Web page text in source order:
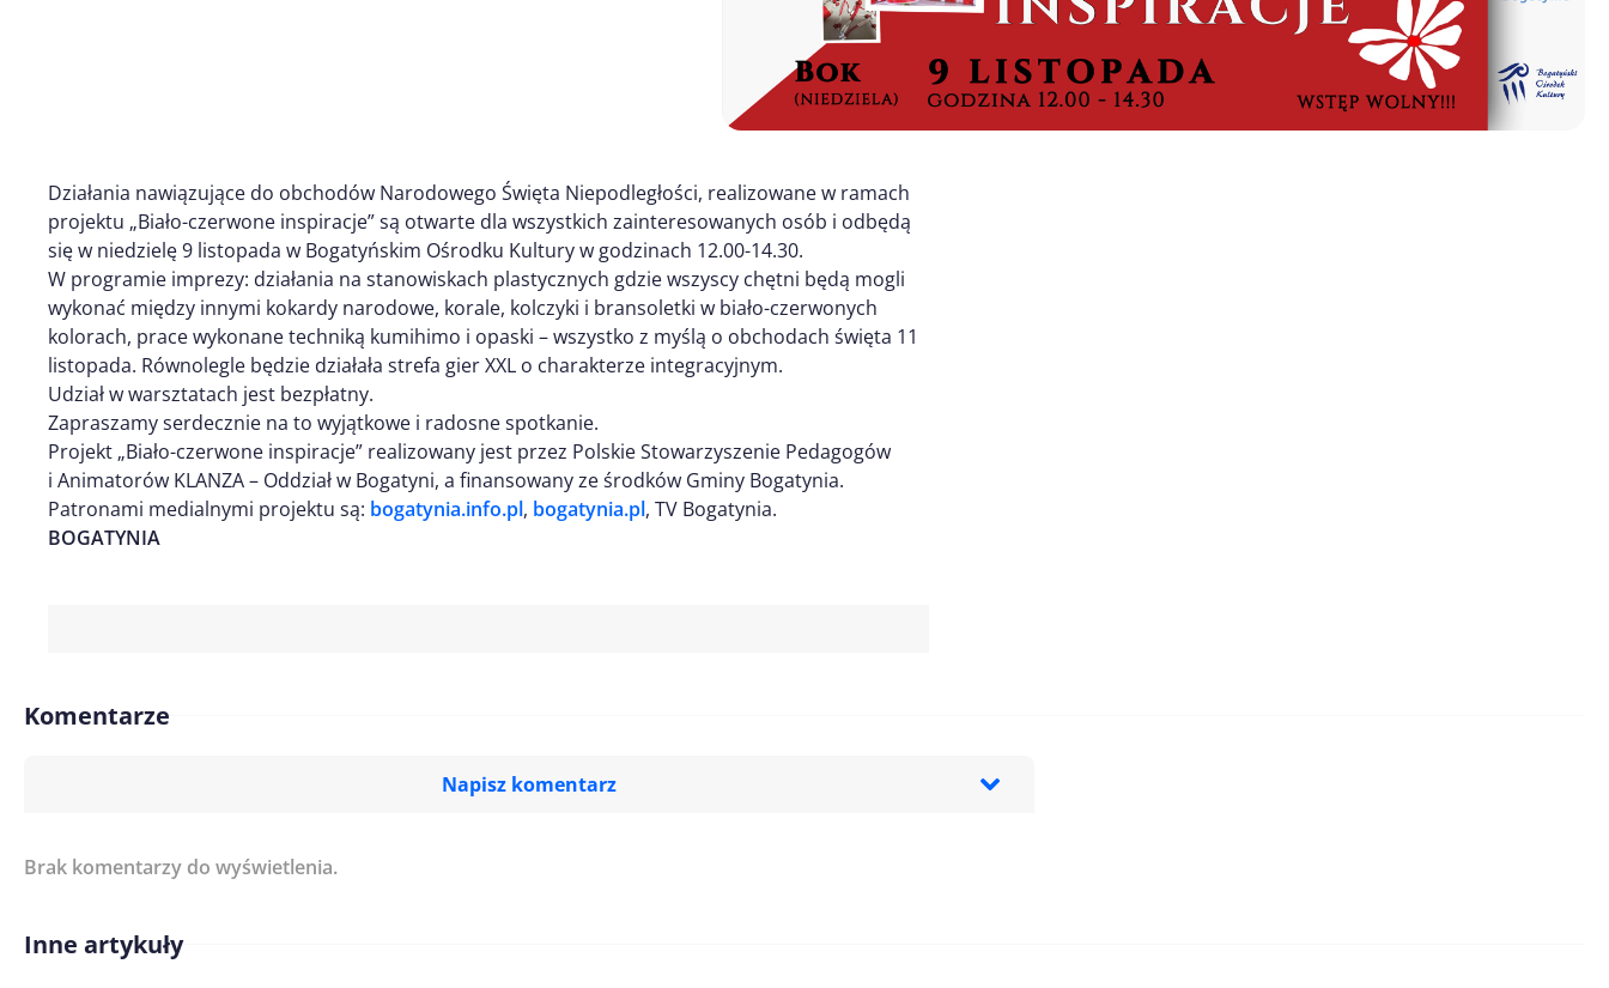
Działania nawiązujące do obchodów Narodowego Święta Niepodległości, realizowane w ramach
projektu „Biało-czerwone inspiracje” są otwarte dla wszystkich zainteresowanych osób i odbędą
się w niedzielę 9 listopada w Bogatyńskim Ośrodku Kultury w godzinach 12.00-14.30.
W programie imprezy: działania na stanowiskach plastycznych gdzie wszyscy chętni będą mogli
wykonać między innymi kokardy narodowe, korale, kolczyki i bransoletki w biało-czerwonych
kolorach, prace wykonane techniką kumihimo i opaski – wszystko z myślą o obchodach święta 11
listopada. Równolegle będzie działała strefa gier XXL o charakterze integracyjnym.
Udział w warsztatach jest bezpłatny.
Zapraszamy serdecznie na to wyjątkowe i radosne spotkanie.
Projekt „Biało-czerwone inspiracje” realizowany jest przez Polskie Stowarzyszenie Pedagogów
i Animatorów KLANZA – Oddział w Bogatyni, a finansowany ze środków Gminy Bogatynia.
Patronami medialnymi projektu są: bogatynia.info.pl, bogatynia.pl, TV Bogatynia.
BOGATYNIA
Komentarze
Napisz komentarz
Imię/ Nick*
Brak komentarzy do wyświetlenia.
Inne artykuły